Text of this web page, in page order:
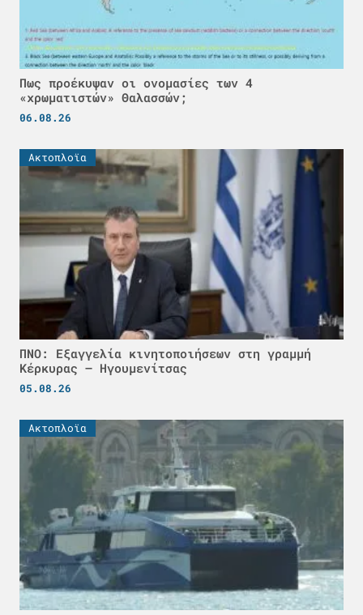
Πως προέκυψαν οι ονομασίες των 4
«χρωματιστών» Θαλασσών;
06.08.26
Ακτοπλοϊα
ΠΝΟ: Εξαγγελία κινητοποιήσεων στη γραμμή
Κέρκυρας – Ηγουμενίτσας
05.08.26
Ακτοπλοϊα